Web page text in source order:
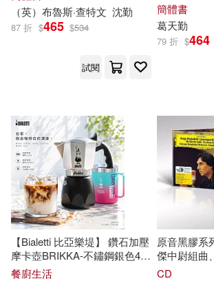
亞榮隆‧撒可努(1)
亞榮隆撒可努(1)
侯向陽（主編）(1) 俞承烈(1)
傅光明(1) 傑佛瑞．亞契(1)
劉屹岷(1) 劉清彥(1)
劉牧(1)
電子工業出版社(2)
Elegant-Boutique 新手作(1)
FABTONE Inc.(1)
Linfair Records Limited(1)
Mercury(1) Naive Auvidis(1)
（英）布魯斯·查特文 沈勤
87 折 $465 $534
試閱
簡體書
葛天勤
79 折 $464
【Bialetti 比亞樂堤】 鑽石加壓
摩卡壺BRIKKA-不鏽鋼銀色4杯
份-原廠公司貨 不鏽鋼銀
餐廚生活
原音黑膠系
傑中尉組曲
巴多，指揮
CD